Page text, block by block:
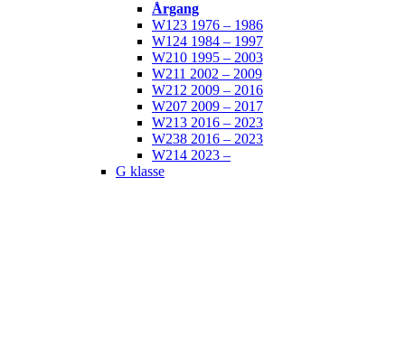
Årgang
W123 1976 – 1986
W124 1984 – 1997
W210 1995 – 2003
W211 2002 – 2009
W212 2009 – 2016
W207 2009 – 2017
W213 2016 – 2023
W238 2016 – 2023
W214 2023 –
G klasse